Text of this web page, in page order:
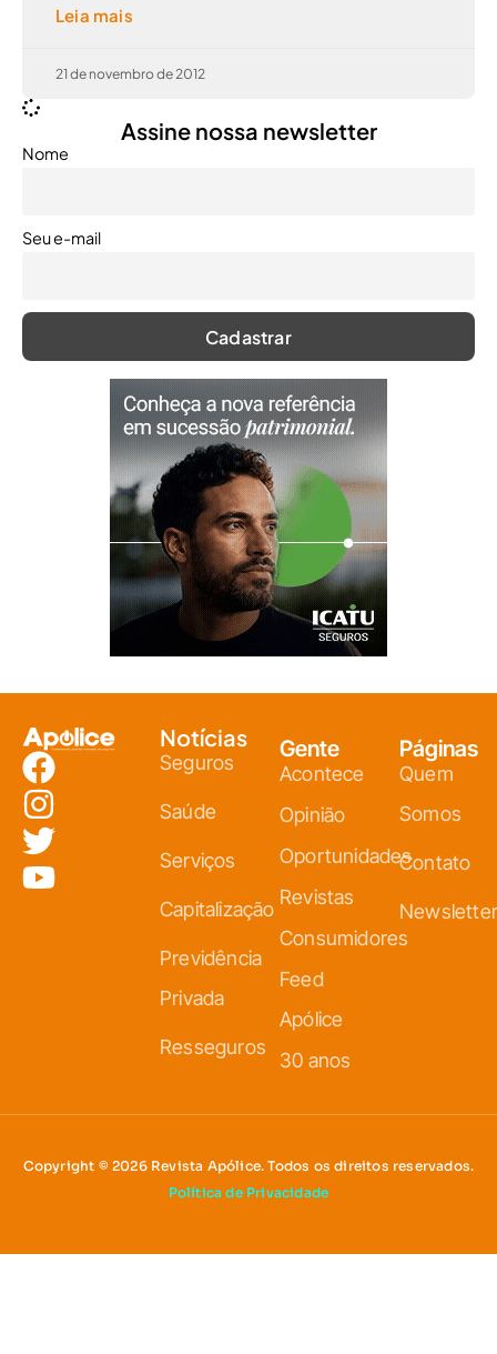
Leia mais
21 de novembro de 2012
Assine nossa newsletter
Nome
Seu e-mail
Notícias
Seguros
Saúde
Serviços
Capitalização
Previdência
Privada
Resseguros
Gente
Acontece
Opinião
Oportunidades
Revistas
Consumidores
Feed
Apólice
30 anos
Páginas
Quem
Somos
Contato
Newsletter
Copyright © 2026 Revista Apólice. Todos os direitos reservados.
Política de Privacidade